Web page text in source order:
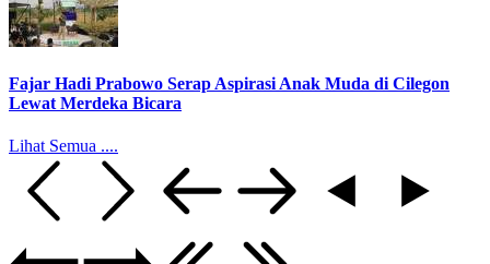
Fajar Hadi Prabowo Serap Aspirasi Anak Muda di Cilegon
Lewat Merdeka Bicara
Lihat Semua ....